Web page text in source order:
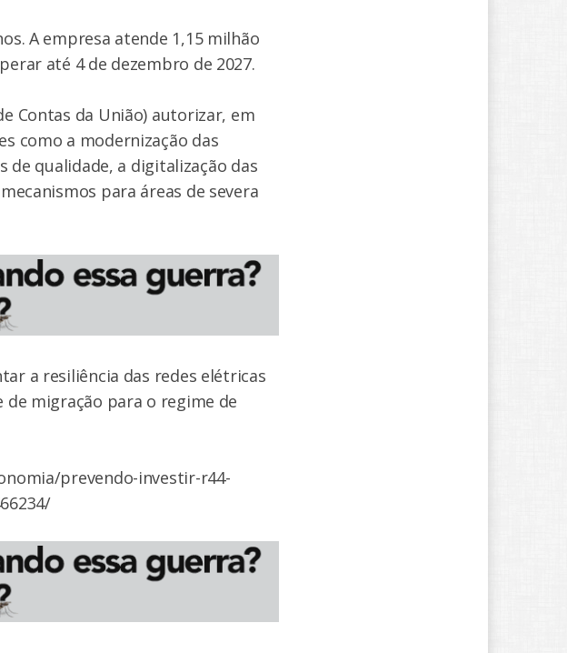
A empresa atende 1,15 milhão
até 4 de dezembro de 2027.
Contas da União) autorizar, em
como a modernização das
qualidade, a digitalização das
para áreas de severa
a resiliência das redes elétricas
migração para o regime de
prevendo-investir-r44-